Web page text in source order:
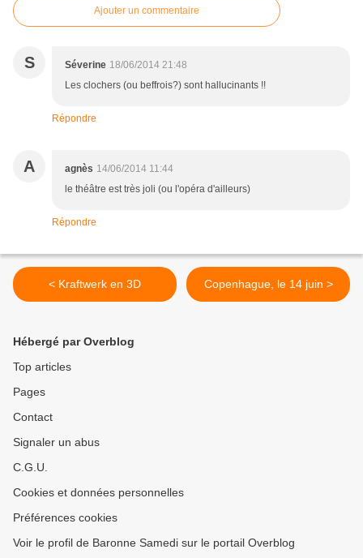
Ajouter un commentaire
S Séverine 18/06/2014 21:48
Les clochers (ou beffrois?) sont hallucinants !!
Répondre
A agnès 14/06/2014 11:44
le théâtre est très joli (ou l'opéra d'ailleurs)
Répondre
< Kraftwerk en 3D Copenhague, le 14 juin >
Hébergé par Overblog
Top articles
Pages
Contact
Signaler un abus
C.G.U.
Cookies et données personnelles
Préférences cookies
Voir le profil de Baronne Samedi sur le portail Overblog